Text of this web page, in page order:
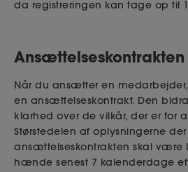
da registreringen kan tage op til
Ansættelseskontrakten
Når du ansætter en
en ansættelseskontrakt. Den
klarhed over de vilkår, der er for
Størstedelen af oplysningerne
ansættelseskontrakten skal være
hænde senest 7 kalenderdage